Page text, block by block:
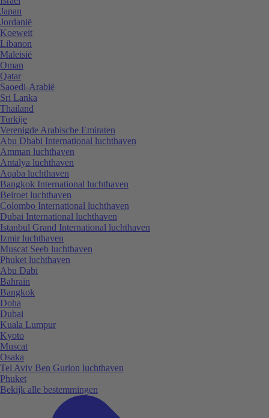
Japan
Jordanië
Koeweit
Libanon
Maleisië
Oman
Qatar
Saoedi-Arabië
Sri Lanka
Thailand
Turkije
Verenigde Arabische Emiraten
Abu Dhabi International luchthaven
Amman luchthaven
Antalya luchthaven
Aqaba luchthaven
Bangkok International luchthaven
Beiroet luchthaven
Colombo International luchthaven
Dubai International luchthaven
Istanbul Grand International luchthaven
Izmir luchthaven
Muscat Seeb luchthaven
Phuket luchthaven
Abu Dabi
Bahrain
Bangkok
Doha
Dubai
Kuala Lumpur
Kyoto
Muscat
Osaka
Tel Aviv Ben Gurion luchthaven
Phuket
Bekijk alle bestemmingen